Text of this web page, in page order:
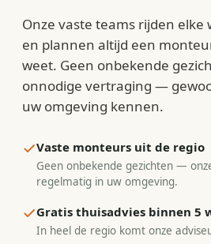
Onze vaste teams rijden elke
en plannen altijd een
weet. Geen onbekende
onnodige vertraging —
uw omgeving kennen.
Vaste monteurs uit de regio
Geen onbekende gezichten —
regelmatig in uw omgeving.
Gratis thuisadvies binnen 5
In heel de regio komt onze